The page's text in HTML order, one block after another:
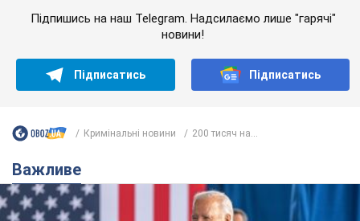
Підпишись на наш Telegram. Надсилаємо лише "гарячі"
новини!
Підписатись Підписатись
Кримінальні новини 200 тисяч на...
Важливе